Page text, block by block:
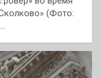
(Фото: